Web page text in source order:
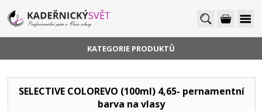
KATEGORIE PRODUKTŮ
SELECTIVE COLOREVO (100ml) 4,65- pernamentní
barva na vlasy